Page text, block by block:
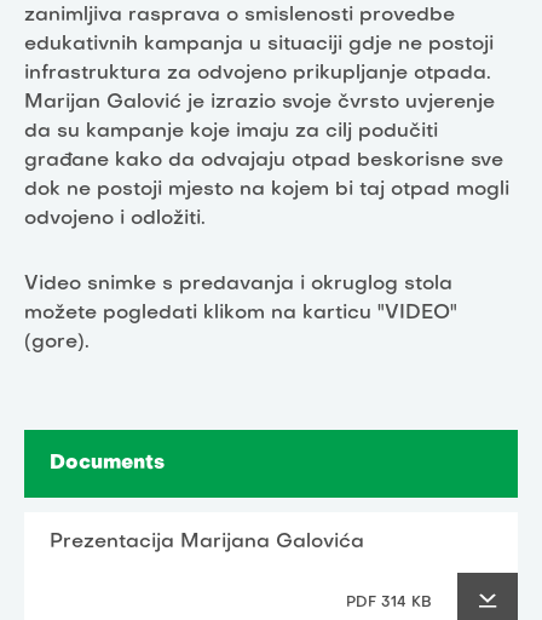
zanimljiva rasprava o smislenosti provedbe
edukativnih kampanja u situaciji gdje ne postoji
infrastruktura za odvojeno prikupljanje otpada.
Marijan Galović je izrazio svoje čvrsto uvjerenje
da su kampanje koje imaju za cilj podučiti
građane kako da odvajaju otpad beskorisne sve
dok ne postoji mjesto na kojem bi taj otpad mogli
odvojeno i odložiti.
Video snimke s predavanja i okruglog stola
možete pogledati klikom na karticu "VIDEO"
(gore).
Documents
Prezentacija Marijana Galovića
PDF 314 KB